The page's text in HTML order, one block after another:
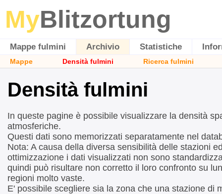
MyBlitzortung
Mappe fulmini Archivio Statistiche
Mappe Densità fulmini Ricerca fulmini
Densità fulmini
In queste pagine è possibile visualizzare la densità
atmosferiche.
Questi dati sono memorizzati separatamente nel
Nota: A causa della diversa sensibilità delle stazioni
ottimizzazione i dati visualizzati non sono
quindi può risultare non corretto il loro confronto su
regioni molto vaste.
E' possibile scegliere sia la zona che una stazione di